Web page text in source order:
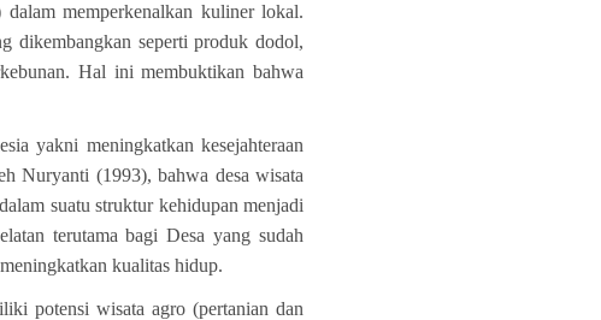
memperkenalkan kuliner lokal.
dikembangkan seperti produk dodol,
Hal ini membuktikan bahwa
yakni meningkatkan kesejahteraan
Nuryanti (1993), bahwa desa wisata
suatu struktur kehidupan menjadi
terutama bagi Desa yang sudah
kualitas hidup.
potensi wisata agro (pertanian dan